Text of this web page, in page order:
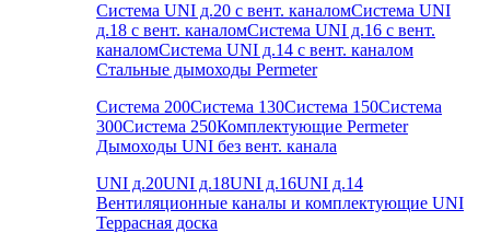
Система UNI д.20 с вент. каналомСистема UNI
д.18 с вент. каналомСистема UNI д.16 с вент.
каналомСистема UNI д.14 с вент. каналом
Стальные дымоходы Permeter
Система 200Система 130Система 150Система
300Система 250Комплектующие Permeter
Дымоходы UNI без вент. канала
UNI д.20UNI д.18UNI д.16UNI д.14
Вентиляционные каналы и комплектующие UNI
Террасная доска